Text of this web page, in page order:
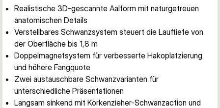
Realistische 3D-gescannte Aalform mit naturgetreuen
anatomischen Details
Verstellbares Schwanzsystem steuert die Lauftiefe von
der Oberfläche bis 1,8 m
Doppelmagnetsystem für verbesserte Hakoplatzierung
und höhere Fangquote
Zwei austauschbare Schwanzvarianten für
unterschiedliche Präsentationen
Langsam sinkend mit Korkenzieher-Schwanzaction und